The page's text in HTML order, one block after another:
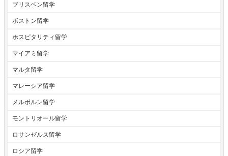
ブリスベン留学
ボストン留学
ホスピタリティ留学
マイアミ留学
マルタ留学
マレーシア留学
メルボルン留学
モントリオール留学
ロサンゼルス留学
ロシア留学